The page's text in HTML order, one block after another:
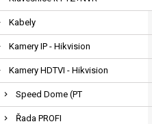
Kabely
Kamery IP - Hikvision
Kamery HDTVI - Hikvision
Speed Dome (PT
Řada PROFI